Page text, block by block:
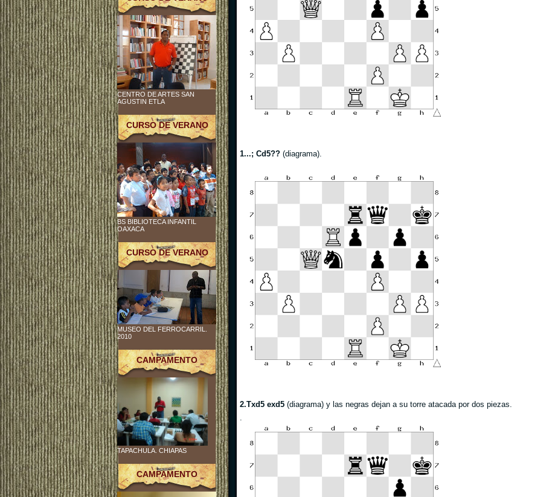
1...; Cd5?? (diagrama).
2.Txd5 exd5 (diagrama) y las negras dejan a su torre atacada por dos piezas.
.
CENTRO DE ARTES SAN
AGUSTIN ETLA
CURSO DE VERANO
BS BIBLIOTECA INFANTIL
OAXACA
CURSO DE VERANO
MUSEO DEL FERROCARRIL.
2010
CAMPAMENTO
TAPACHULA. CHIAPAS
CAMPAMENTO